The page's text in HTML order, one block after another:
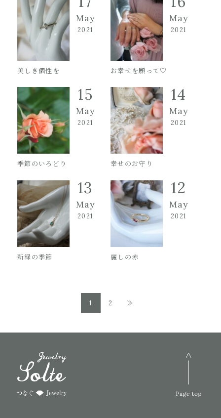
May
2021
美しき個性を
May
2021
お幸せを願って♡
15
May
2021
季節のいろどり
14
May
2021
幸せのお守り
13
May
2021
新緑の季節
12
May
2021
麗しの赤
1 2 ≫